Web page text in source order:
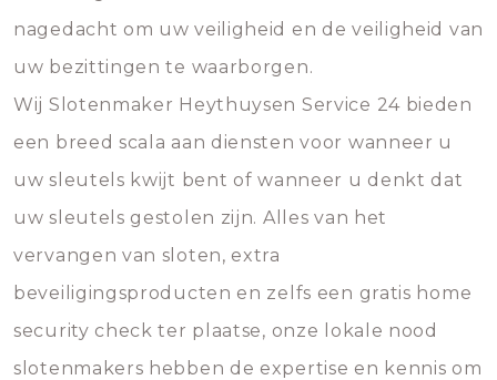
nagedacht om uw veiligheid en de veiligheid van
uw bezittingen te waarborgen.
Wij Slotenmaker Heythuysen Service 24 bieden
een breed scala aan diensten voor wanneer u
uw sleutels kwijt bent of wanneer u denkt dat
uw sleutels gestolen zijn. Alles van het
vervangen van sloten, extra
beveiligingsproducten en zelfs een gratis home
security check ter plaatse, onze lokale nood
slotenmakers hebben de expertise en kennis om